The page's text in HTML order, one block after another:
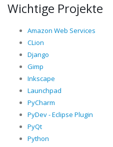
Wichtige Projekte
Amazon Web Services
CLion
Django
Gimp
Inkscape
Launchpad
PyCharm
PyDev - Eclipse Plugin
PyQt
Python